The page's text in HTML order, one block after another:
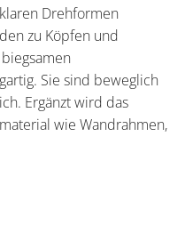
Drehformen
zu Köpfen und
Sie sind beweglich
Ergänzt wird das
wie Wandrahmen,